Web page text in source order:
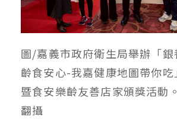
圖/嘉義市政府衛生局舉辦「
齡食安心-我嘉健康地圖帶你吃
暨食安樂齡友善店家頒獎活動
翻攝